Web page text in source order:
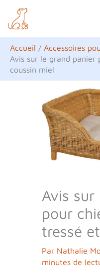
contenu
Accueil
Accessoires
Avis sur le grand panier
coussin miel
Avis
pour
tressé
Par Nathalie
minutes de
e
c
h
e